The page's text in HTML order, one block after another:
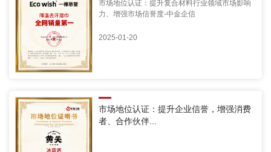
市场地位认证：提升复合材料行业领域市场影响
力、增强市场信誉度-中金企信
2025-01-20
市场地位认证：提升企业信誉，增强消费
者、合作伙伴...